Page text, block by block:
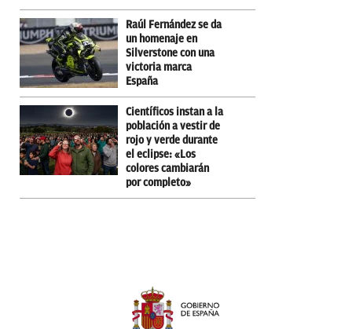
Raúl Fernández se da
un homenaje en
Silverstone con una
victoria marca
España
Científicos instan a la
población a vestir de
rojo y verde durante
el eclipse: «Los
colores cambiarán
por completo»